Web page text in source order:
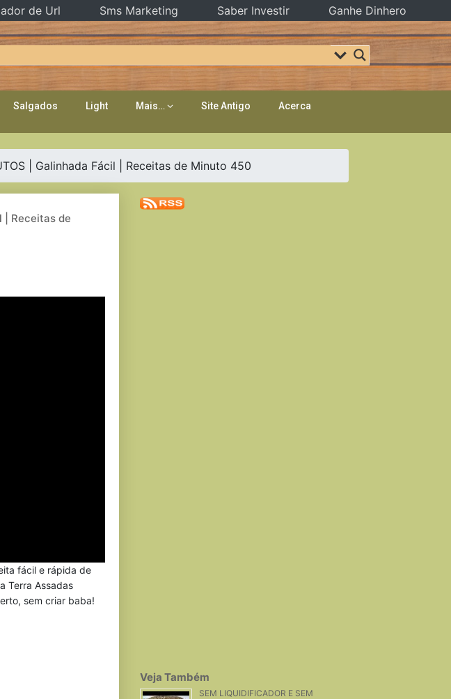
Salgados Light Mais… Site Antigo Acerca
| Galinhada Fácil | Receitas de Minuto 450
| Receitas de
fácil e rápida de
Terra Assadas
sem criar baba!
Veja Também
SEM LIQUIDIFICADOR E SEM
de Url Sms Marketing Saber Investir Ganhe Dinhero